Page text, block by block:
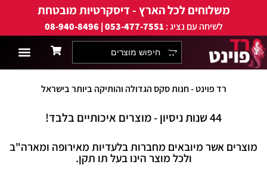
משלוחים לכל הארץ - דיסקרטיות מובטחת
לשיחה עם נציג :053-477-7551 | 08-940-8496
רד פוינט - חנות סקס הגדולה והותיקה ביותר בישראל
44 שנות ניסיון - מוצרים איכותיים בלבד!
מוצרים אשר מיובאים מחברות בלעדיות מאירופה ומארה"ב
ולכל מוצר הינו בעל תו תקן.